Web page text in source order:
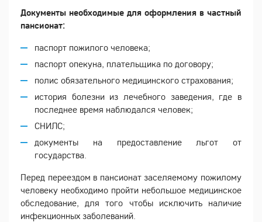
Документы необходимые для оформления в частный
пансионат:
паспорт пожилого человека;
паспорт опекуна, плательщика по договору;
полис обязательного медицинского страхования;
история болезни из лечебного заведения, где в
последнее время наблюдался человек;
СНИЛС;
документы на предоставление льгот от
государства.
Перед переездом в пансионат заселяемому пожилому
человеку необходимо пройти небольшое медицинское
обследование, для того чтобы исключить наличие
инфекционных заболеваний.